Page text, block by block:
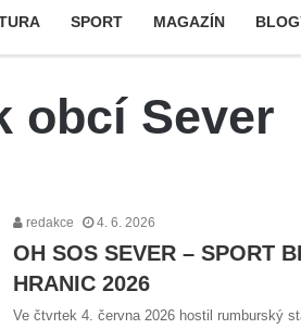
SPORT MAGAZÍN
obcí Sever
redakce 4. 6. 2026
OH SOS SEVER – SPORT
HRANIC 2026
Ve čtvrtek 4. června 2026 hostil rumburský